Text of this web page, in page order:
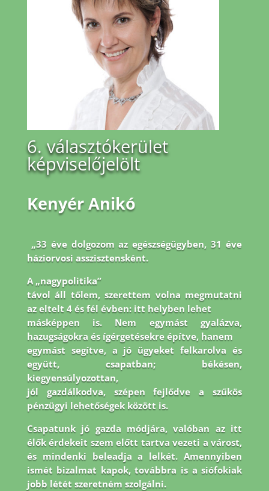
6. választókerület
képviselőjelölt
Kenyér Anikó
„33 éve dolgozom az egészségügyben, 31 éve
háziorvosi asszisztensként.
A „nagypolitika”
távol áll tőlem, szerettem volna megmutatni
az eltelt 4 és fél évben: itt helyben lehet
másképpen is. Nem egymást gyalázva,
hazugságokra és ígérgetésekre építve, hanem
egymást segítve, a jó ügyeket felkarolva és
együtt, csapatban; békésen,
kiegyensúlyozottan,
jól gazdálkodva, szépen fejlődve a szűkös
pénzügyi lehetőségek között is.
Csapatunk jó gazda módjára, valóban az itt
élők érdekeit szem előtt tartva vezeti a várost,
és mindenki beleadja a lelkét. Amennyiben
ismét bizalmat kapok, továbbra is a siófokiak
jobb létét szeretném szolgálni.